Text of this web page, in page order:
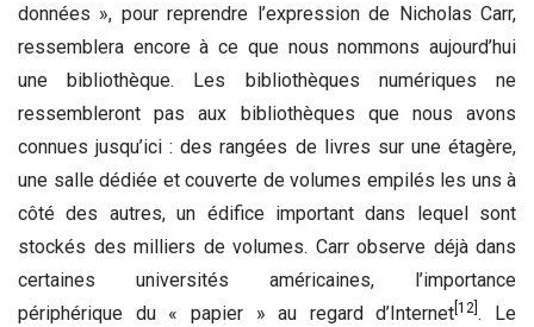
données », pour reprendre l’expression de Nicholas Carr,
ressemblera encore à ce que nous nommons aujourd’hui
une bibliothèque. Les bibliothèques numériques ne
ressembleront pas aux bibliothèques que nous avons
connues jusqu’ici : des rangées de livres sur une étagère,
une salle dédiée et couverte de volumes empilés les uns à
côté des autres, un édifice important dans lequel sont
stockés des milliers de volumes. Carr observe déjà dans
certaines universités américaines, l’importance
périphérique du « papier » au regard d’Internet[12] . Le